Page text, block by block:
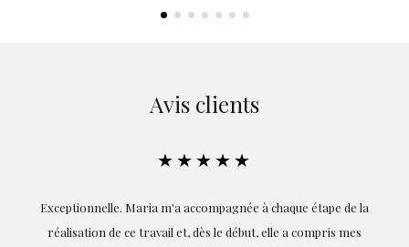
Avis clients
★★★★★
Exceptionnelle. Maria m'a accompagnée à chaque étape de la
réalisation de ce travail et, dès le début, elle a compris mes